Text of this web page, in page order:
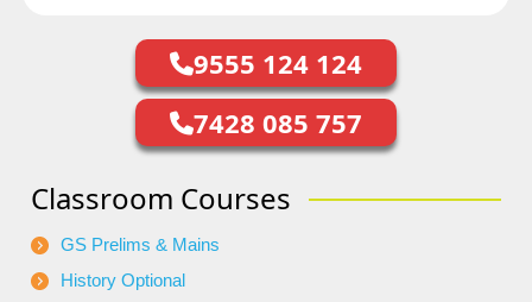
9555 124 124
7428 085 757
Classroom Courses
GS Prelims & Mains
History Optional